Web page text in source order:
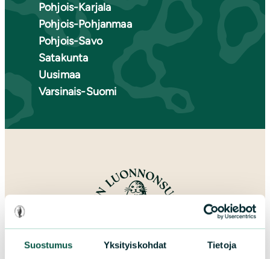
Suostumus Yksityiskohdat Tietoja
Pohjois-Karjala
Pohjois-Pohjanmaa
Pohjois-Savo
Satakunta
Uusimaa
Varsinais-Suomi